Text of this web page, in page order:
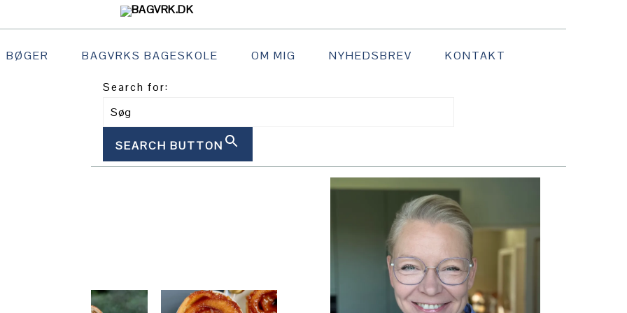
BØGER BAGVRKS BAGESKOLE OM MIG NYHEDSBREV KONTAKT
Search for:
SEARCH BUTTON
PRIMÆR
SIDEBAR